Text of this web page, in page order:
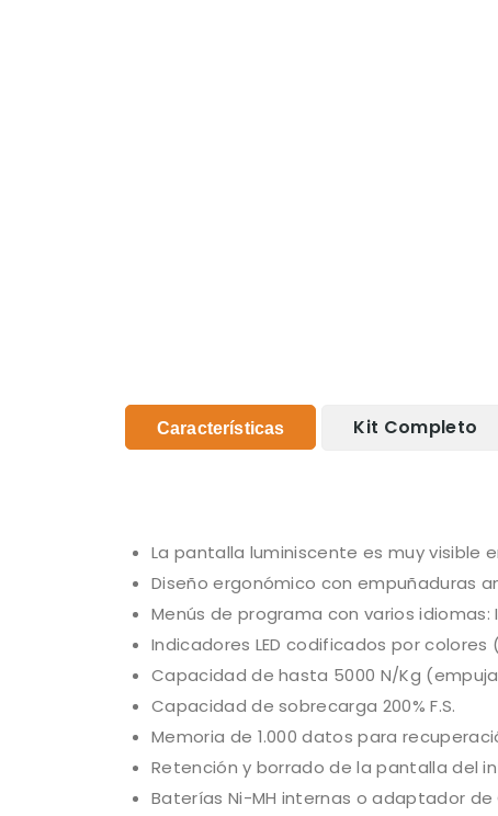
Características Kit Completo
La pantalla luminiscente es muy visible
Diseño ergonómico con empuñaduras
Menús de programa con varios
Indicadores LED codificados por
Capacidad de hasta 5000 N/Kg
Capacidad de sobrecarga 200% F.S.
Memoria de 1.000 datos para
Retención y borrado de la pantalla del
Baterías Ni-MH internas o adaptador de